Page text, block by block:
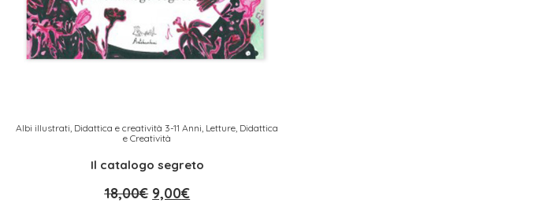
Albi illustrati Didattica e creatività 3-11 Anni Letture, Didattica
e Creatività
Il catalogo segreto
18,00€ 9,00€